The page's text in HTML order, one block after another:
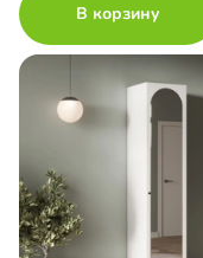
В корзину